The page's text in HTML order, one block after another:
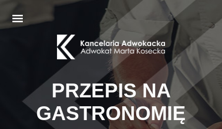
PRZEPIS NA
GASTRONOMIĘ